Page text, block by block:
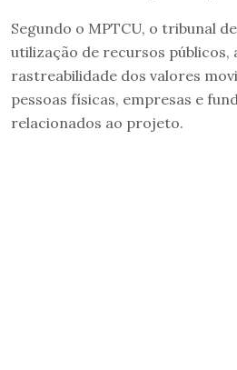
Segundo o MPTCU, o tribunal
utilização de recursos públicos,
rastreabilidade dos valores
pessoas físicas, empresas e
relacionados ao projeto.